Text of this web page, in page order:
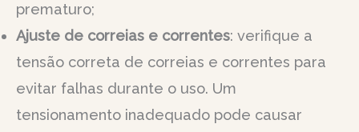
prematuro;
Ajuste de correias e correntes: verifique a
tensão correta de correias e correntes para
evitar falhas durante o uso. Um
tensionamento inadequado pode causar